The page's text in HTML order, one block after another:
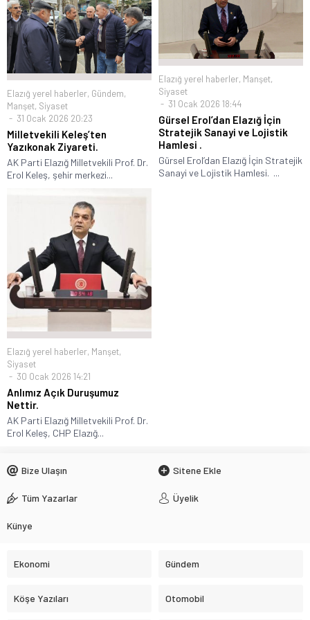
Elazığ yerel haberler, Gündem,
Manşet, Siyaset
31 Ocak 2026 20:23
Milletvekili Keleş’ten
Yazıkonak Ziyareti.
AK Parti Elazığ Milletvekili Prof. Dr.
Erol Keleş, şehir merkezi...
Elazığ yerel haberler, Manşet,
Siyaset
31 Ocak 2026 18:44
Gürsel Erol’dan Elazığ İçin
Stratejik Sanayi ve Lojistik
Hamlesi .
Gürsel Erol’dan Elazığ İçin Stratejik
Sanayi ve Lojistik Hamlesi. ...
Elazığ yerel haberler, Manşet,
Siyaset
30 Ocak 2026 14:21
Anlımız Açık Duruşumuz
Nettir.
AK Parti Elazığ Milletvekili Prof. Dr.
Erol Keleş, CHP Elazığ...
Bize Ulaşın Sitene Ekle
Tüm Yazarlar Üyelik
Künye
Ekonomi Gündem
Köşe Yazıları Otomobil